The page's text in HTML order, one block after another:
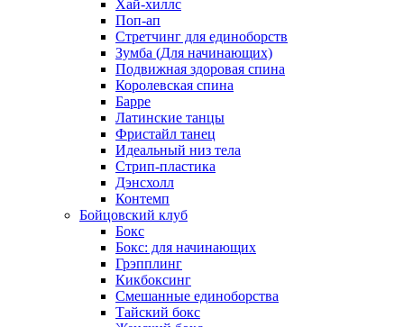
Хай-хиллс
Поп-ап
Стретчинг для единоборств
Зумба (Для начинающих)
Подвижная здоровая спина
Королевская спина
Барре
Латинские танцы
Фристайл танец
Идеальный низ тела
Стрип-пластика
Дэнсхолл
Контемп
Бойцовский клуб
Бокс
Бокс: для начинающих
Грэпплинг
Кикбоксинг
Смешанные единоборства
Тайский бокс